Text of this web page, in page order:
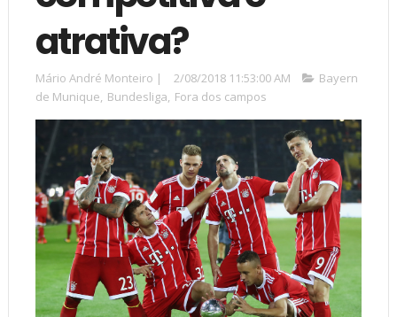
atrativa?
Mário André Monteiro | 2/08/2018 11:53:00 AM
Bayern
de Munique, Bundesliga, Fora dos campos